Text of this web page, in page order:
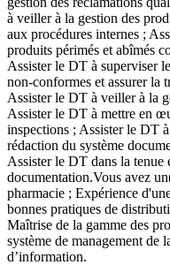
à veiller à la gestion des
aux procédures internes ;
produits périmés et abîmés
Assister le DT à superviser
non-conformes et assurer la
Assister le DT à veiller à la
Assister le DT à mettre en
inspections ; Assister le DT
rédaction du système
Assister le DT dans la tenue
documentation.Vous avez
pharmacie ; Expérience
bonnes pratiques de
Maîtrise de la gamme des
système de management de
d’information.